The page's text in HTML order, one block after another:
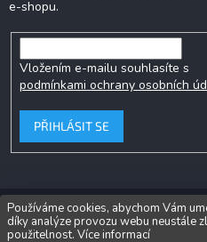
Používáme cookies, abychom Vám
díky analýze provozu webu neustále
použitelnost. Více informací
e-shopu.
Vložením e-mailu souhlasíte s
podmínkami ochrany osobních
PŘIHLÁSIT SE
Copyright 2026Popkornovač.cz®.